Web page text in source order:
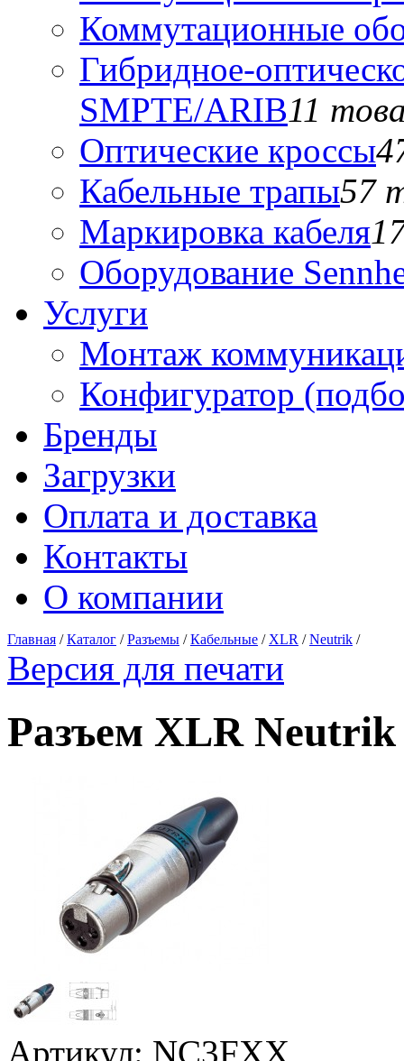
Коммутационные
Гибридное-
SMPTE/ARIB11
Оптические кроссы
Кабельные трапы57
Маркировка кабеля
Оборудование
Услуги
Монтаж
Конфигуратор
Бренды
Загрузки
Оплата и доставка
Контакты
О компании
Главная /Каталог /Разъемы /Кабельные / XLR /Neutrik /
Версия для печати
Разъем XLR
Артикул: NC3FXX